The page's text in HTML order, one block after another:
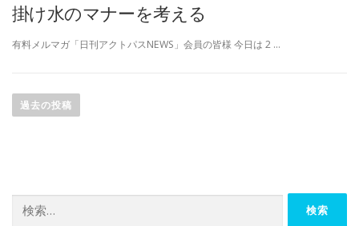
掛け水のマナーを考える
有料メルマガ「日刊アクトパスNEWS」会員の皆様 今日は 2 …
稿
シ
過去の投稿
索: